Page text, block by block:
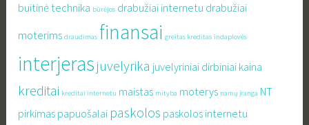
buitinė technika būrėjos drabužiai internetu drabužiai
moterims draudimas finansai greitas kreditas indaplovės
interjeras juvelyrika juvelyriniai dirbiniai kaina
kreditai kreditai internetu maistas mityba moterys namų įranga NT
pirkimas papuošalai paskolos paskolos internetu